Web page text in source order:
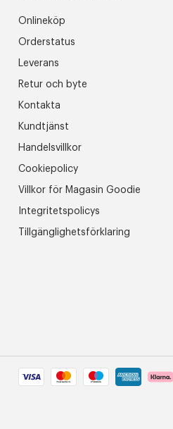
Onlineköp
Orderstatus
Leverans
Retur och byte
Kontakta
Kundtjänst
Handelsvillkor
Cookiepolicy
Villkor för Magasin Goodie
Integritetspolicys
Tillgänglighetsförklaring